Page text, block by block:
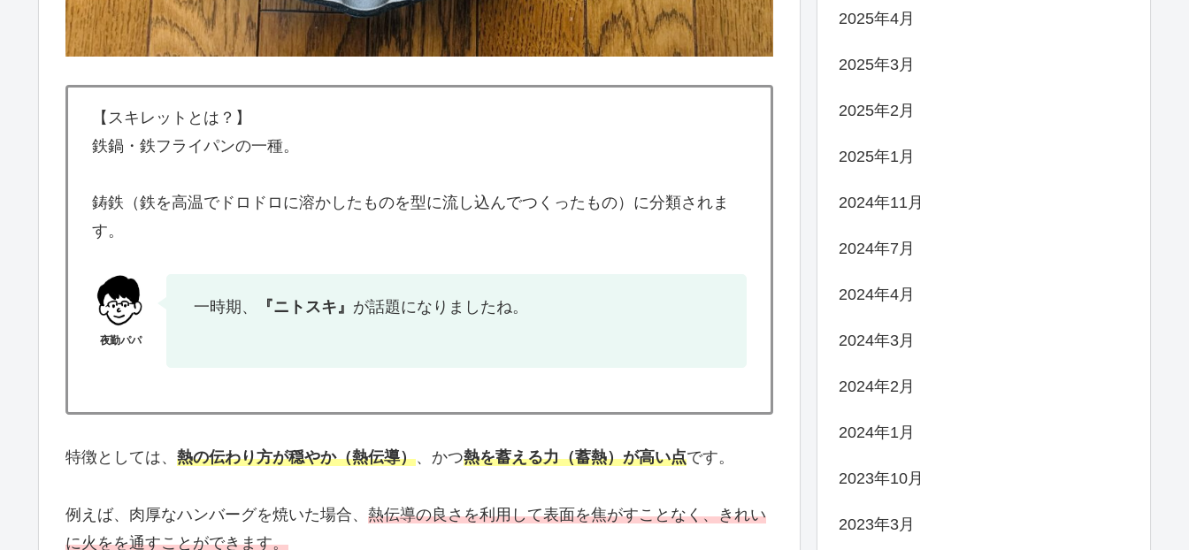
【スキレットとは？】
鉄鍋・鉄フライパンの一種。
鋳鉄（鉄を高温でドロドロに溶かしたものを型に流し込んでつくったもの）に分類されま
す。
一時期、 『ニトスキ』 が話題になりましたね。
特徴としては、 熱の伝わり方が穏やか（熱伝導）、かつ熱を蓄える力（蓄熱）が高い点です。
例えば、肉厚なハンバーグを焼いた場合、 熱伝導の良さを利用して表面を焦がすことなく、きれい
に火をを通すことができます。
2025年4月
2025年3月
2025年2月
2025年1月
2024年11月
2024年7月
2024年4月
2024年3月
2024年2月
2024年1月
2023年10月
2023年3月